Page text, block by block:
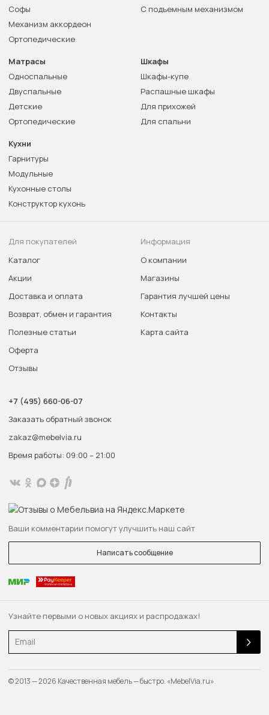
Узнайте первыми о новых акциях и распродажах!
Email
Софы
Механизм аккордеон
Ортопедические
С подъемным механизмом
Матрасы
Односпальные
Двуспальные
Детские
Ортопедические
Шкафы
Шкафы-купе
Распашные шкафы
Для прихожей
Для спальни
Кухни
Гарнитуры
Модульные
Кухонные столы
Конструктор кухонь
Для покупателей
Каталог
Акции
Доставка и оплата
Возврат, обмен и гарантия
Полезные статьи
Оферта
Отзывы
Информация
О компании
Магазины
Гарантия лучшей цены
Контакты
Карта сайта
+7 (495) 660-06-07
Заказать обратный звонок
zakaz@mebelvia.ru
Время работы: 09:00 – 21:00
Ваши комментарии помогут улучшить наш сайт
Написать сообщение
© 2013 — 2026 Качественная мебель — быстро. «MebelVia.ru»